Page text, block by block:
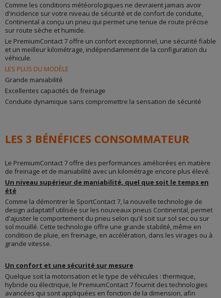
Comme les conditions météorologiques ne devraient jamais avoir
d'incidence sur votre niveau de sécurité et de confort de conduite,
Continental a conçu un pneu qui permet une tenue de route précise
sur route sèche et humide.
Le PremiumContact 7 offre un confort exceptionnel, une sécurité fiable
et un meilleur kilométrage, indépendamment de la configuration du
véhicule.
LES PLUS DU MODÈLE
Grande maniabilité
Excellentes capacités de freinage
Conduite dynamique sans compromettre la sensation de sécurité
LES 3 BÉNÉFICES CONSOMMATEUR
Le PremiumContact 7 offre des performances améliorées en matière
de freinage et de maniabilité avec un kilométrage encore plus élevé.
Un niveau supérieur de maniabilité, quel que soit le temps en
été
Comme la démontrer le SportContact 7, la nouvelle technologie de
design adaptatif utilisée sur les nouveaux pneus Continental, permet
d'ajuster le comportement du pneu selon qu'il soit sur sol sec ou sur
sol mouillé. Cette technologie offre une grande stabilité, même en
condition de pluie, en freinage, en accélération, dans les virages ou à
grande vitesse.
Un confort et une sécurité sur mesure
Quelque soit la motorisation et le type de véhicules : thermique,
hybride ou électrique, le PremiumContact 7 fournit des technologies
avancées qui sont appliquées en fonction de la dimension, afin